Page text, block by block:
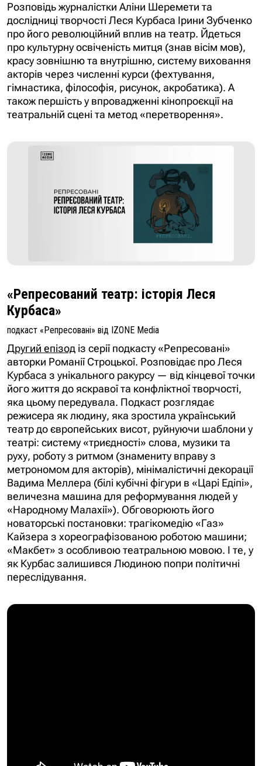
Розповідь журналістки Аліни Шеремети та
дослідниці творчості Леся Курбаса Ірини Зубченко
про його революційний вплив на театр. Йдеться
про культурну освіченість митця (знав вісім мов),
красу зовнішню та внутрішню, систему виховання
акторів через численні курси (фехтування,
гімнастика, філософія, рисунок, акробатика). А
також першість у впровадженні кінопроєкції на
театральній сцені та метод «перетворення».
«Репресований театр: історія Леся
Курбаса»
подкаст «Репресовані» від IZONE Media
Другий епізод із серії подкасту «Репресовані»
авторки Романії Строцької. Розповідає про Леся
Курбаса з унікального ракурсу — від кінцевої точки
його життя до яскравої та конфліктної творчості,
яка цьому передувала. Подкаст розглядає
режисера як людину, яка зростила український
театр до європейських висот, руйнуючи шаблони у
театрі: систему «триєдності» слова, музики та
руху, роботу з ритмом (знамениту вправу з
метрономом для акторів), мінімалістичні декорації
Вадима Меллера (білі кубічні фігури в «Царі Едіпі»,
величезна машина для реформування людей у
«Народному Малахії»). Обговорюють його
новаторські постановки: трагікомедію «Газ»
Кайзера з хореографізованою роботою машини;
«Макбет» з особливою театральною мовою. І те, у
як Курбас залишився Людиною попри політичні
переслідування.